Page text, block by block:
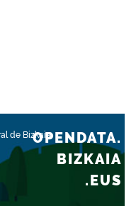
de BizkaiaOPENDATA.
BIZKAIA
.EUS